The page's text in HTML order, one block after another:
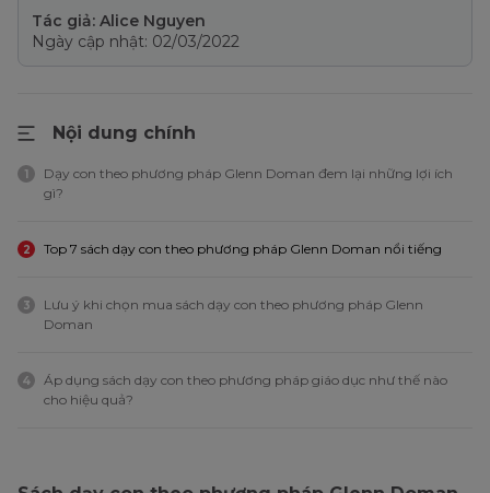
Tác giả: Alice Nguyen
Ngày cập nhật: 02/03/2022
Nội dung chính
1
Dạy con theo phương pháp Glenn Doman đem lại những lợi ích
gì?
2 Top 7 sách dạy con theo phương pháp Glenn Doman nổi tiếng
3
Lưu ý khi chọn mua sách dạy con theo phương pháp Glenn
Doman
4
Áp dụng sách dạy con theo phương pháp giáo dục như thế nào
cho hiệu quả?